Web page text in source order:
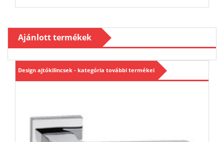
Ajánlott termékek
Design ajtókilincsek - kategória további termékei